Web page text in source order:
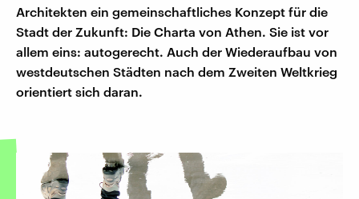
Architekten ein gemeinschaftliches Konzept für die
Stadt der Zukunft: Die Charta von Athen. Sie ist vor
allem eins: autogerecht. Auch der Wiederaufbau von
westdeutschen Städten nach dem Zweiten Weltkrieg
orientiert sich daran.